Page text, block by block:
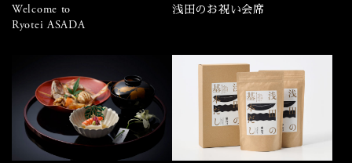
Welcome to
Ryotei ASADA
浅田のお祝い会席